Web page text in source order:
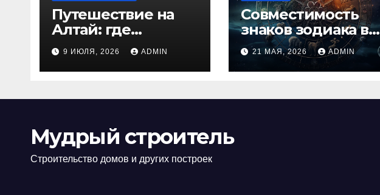
Путешествие на
Алтай: где
природа
встречается с
духом
9 ИЮЛЯ, 2026 ADMIN
Совместимость
знаков зодиака в
любви: как найти
идеальную пару и
избежать
21 МАЯ, 2026 ADMIN
Мудрый строитель
Строительство домов и других построек